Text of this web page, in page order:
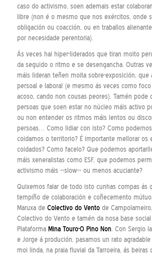
caso do activismo, soen ademais estar
libre (non é o mesmo que nos exércitos, onde
obligación ou coacción, ou en traballos
por necesidade perentoria).
Ás veces hai hiper-liderados que tiran moito
da seguido o ritmo e se desengancha. Outras
máis lideran teñen moita sobre-exposición, que
persoal e laboral (e mesmo ás veces como
acoso, cando non cousas peores). Tamén pode
persoas que soen estar no núcleo máis activo
ou non entender os ritmos máis lentos ou
persoas… Como lidiar con isto? Como
coidamos o territorio? É importante mellorar os
coidados? Como facelo? Que podemos
máis xeneralistas como ESF, que podemos
activismo máis «slow» ou menos acuciante?
Quixemos falar de todo isto cunhas compas ás
tempiño de colaboración e coñecemento
Maruxa de Colectivo do Ventode
Colectivo do Vento e tamén da nosa base
Plataforma Mina Touro-O Pino Non. Con Sergio
e Jorge á produción, pasamos un rato
moi linda, na praia fluvial da Tarroeira, ás beiras